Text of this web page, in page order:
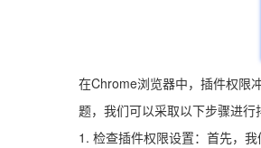
在Chrome浏览器中，插件权限
题，我们可以采取以下步骤进行
1. 检查插件权限设置：首先，